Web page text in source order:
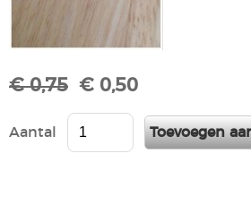
€ 0,75 € 0,50
Aantal